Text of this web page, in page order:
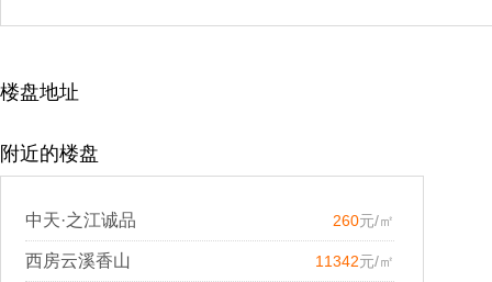
楼盘地址
附近的楼盘
中天·之江诚品 260元/㎡
西房云溪香山 11342元/㎡